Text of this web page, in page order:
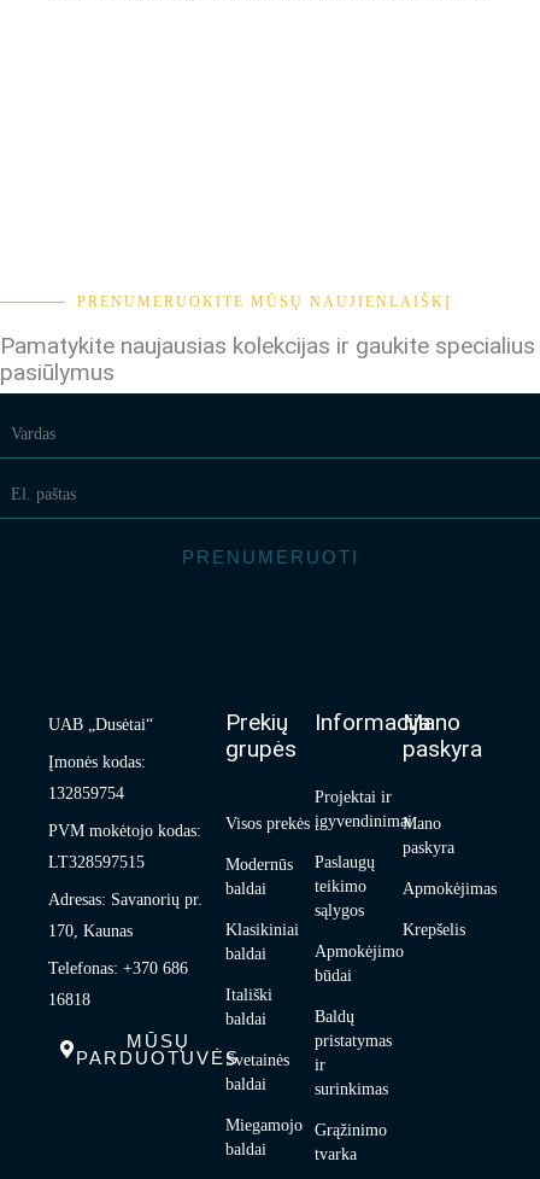
PRENUMERUOKITE MŪSŲ NAUJIENLAIŠKĮ
Pamatykite naujausias kolekcijas ir gaukite specialius
pasiūlymus
PRENUMERUOTI
UAB „Dusėtai“
Įmonės kodas:
132859754
PVM mokėtojo kodas:
LT328597515
Adresas: Savanorių pr.
170, Kaunas
Telefonas: +370 686
16818
MŪSŲ
PARDUOTUVĖS
Prekių
grupės
Visos prekės
Modernūs
baldai
Klasikiniai
baldai
Itališki
baldai
Svetainės
baldai
Miegamojo
baldai
Informacija
Projektai ir
įgyvendinimai
Paslaugų
teikimo
sąlygos
Apmokėjimo
būdai
Baldų
pristatymas
ir
surinkimas
Grąžinimo
tvarka
Mano
paskyra
Mano
paskyra
Apmokėjimas
Krepšelis